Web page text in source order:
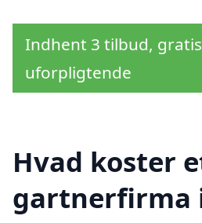
Indhent 3 tilbud,
uforpligtende
Hvad koster
gartnerfirma